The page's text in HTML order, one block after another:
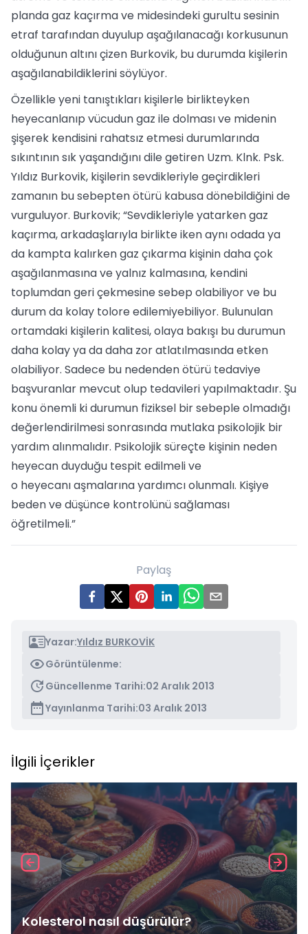
planda gaz kaçırma ve midesindeki gurultu sesinin
etraf tarafından duyulup aşağılanacağı korkusunun
olduğunun altını çizen Burkovik, bu durumda kişilerin
aşağılanabildiklerini söylüyor.
Özellikle yeni tanıştıkları kişilerle birlikteyken
heyecanlanıp vücudun gaz ile dolması ve midenin
şişerek kendisini rahatsız etmesi durumlarında
sıkıntının sık yaşandığını dile getiren Uzm. Klnk. Psk.
Yıldız Burkovik, kişilerin sevdikleriyle geçirdikleri
zamanın bu sebepten ötürü kabusa dönebildiğini de
vurguluyor. Burkovik; “Sevdikleriyle yatarken gaz
kaçırma, arkadaşlarıyla birlikte iken aynı odada ya
da kampta kalırken gaz çıkarma kişinin daha çok
aşağılanmasına ve yalnız kalmasına, kendini
toplumdan geri çekmesine sebep olabiliyor ve bu
durum da kolay tolore edilemiyebiliyor. Bulunulan
ortamdaki kişilerin kalitesi, olaya bakışı bu durumun
daha kolay ya da daha zor atlatılmasında etken
olabiliyor. Sadece bu nedenden ötürü tedaviye
başvuranlar mevcut olup tedavileri yapılmaktadır. Şu
konu önemli ki durumun fiziksel bir sebeple olmadığı
değerlendirilmesi sonrasında mutlaka psikolojik bir
yardım alınmalıdır. Psikolojik süreçte kişinin neden
heyecan duyduğu tespit edilmeli ve
o heyecanı aşmalarına yardımcı olunmalı. Kişiye
beden ve düşünce kontrolünü sağlaması
öğretilmeli.”
Paylaş
Yazar:Yıldız BURKOVİK
Görüntülenme:
Güncellenme Tarihi:02 Aralık 2013
Yayınlanma Tarihi:03 Aralık 2013
İlgili İçerikler
Kolesterol nasıl düşürülür?